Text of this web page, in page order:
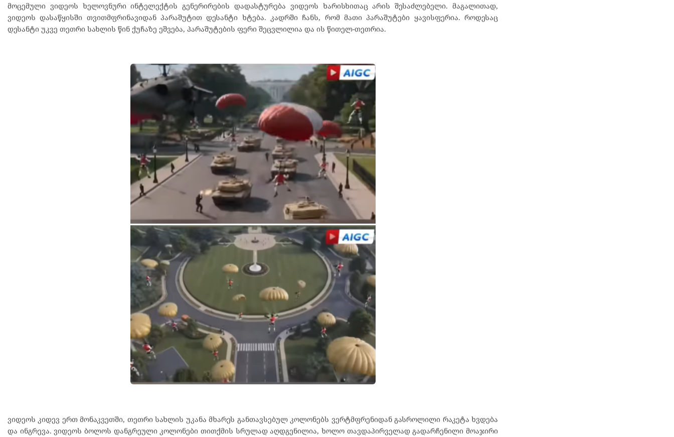
მოცემული ვიდეოს ხელოვნური ინტელექტის გენერირების დადასტურება ვიდეოს ხარისხითაც არის შესაძლებელი. მაგალითად,
ვიდეოს დასაწყისში თვითმფრინავიდან პარაშუტით დესანტი ხტება. კადრში ჩანს, რომ მათი პარაშუტები ყავისფერია. როდესაც
დესანტი უკვე თეთრი სახლის წინ ქუჩაზე ეშვება, პარაშუტების ფერი შეცვლილია და ის წითელ-თეთრია.
ვიდეოს კიდევ ერთ მონაკვეთში, თეთრი სახლის უკანა მხარეს განთავსებულ კოლონებს ვერტმფრენიდან გასროლილი რაკეტა ხვდება
და ინგრევა. ვიდეოს ბოლოს დანგრეული კოლონები თითქმის სრულად აღდგენილია, ხოლო თავდაპირველად გადარჩენილი მოაჯირი